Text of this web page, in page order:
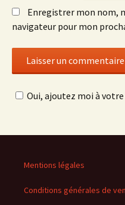
Enregistrer mon nom,
navigateur pour mon
Oui, ajoutez moi à
Mentions légales
Conditions générales de